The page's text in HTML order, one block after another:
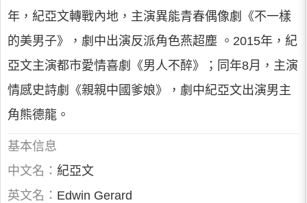
年，紀亞文轉戰內地，主演異能青春偶像劇《不一樣
的美男子》，劇中出演反派角色燕超塵 。2015年，紀
亞文主演都市愛情喜劇《男人不醉》；同年8月，主演
情感史詩劇《親親中國爹娘》，劇中紀亞文出演男主
角熊德龍。
基本信息
中文名： 紀亞文
英文名： Edwin Gerard